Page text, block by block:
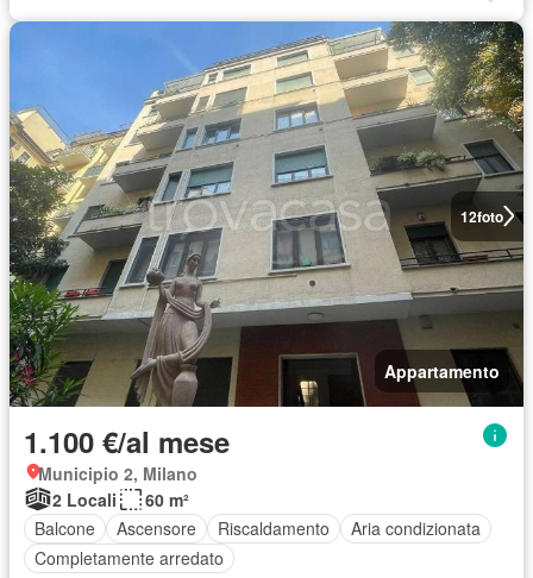
12foto
Appartamento
1.100 €/al mese
Municipio 2, Milano
2 Locali
60 m²
Balcone
Ascensore Riscaldamento
Aria condizionata
Completamente arredato